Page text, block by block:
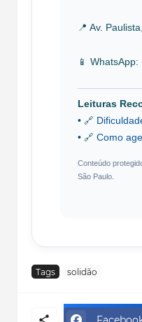
📍 Av.
📱
Leituras
• 🔗
• 🔗 Como
Conteúdo
São Paulo.
Tags solidão